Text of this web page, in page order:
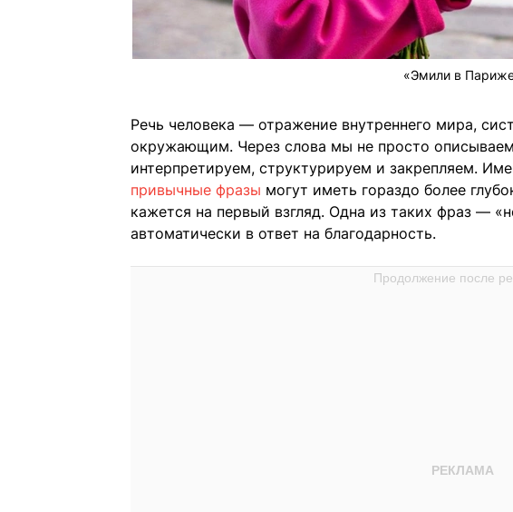
«Эмили в
Речь человека — отражение внутреннего мира,
окружающим. Через слова мы не просто
интерпретируем, структурируем и закрепляем.
привычные фразы могут иметь гораздо более
кажется на первый взгляд. Одна из таких фраз —
автоматически в ответ на благодарность.